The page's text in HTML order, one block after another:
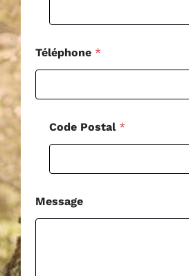
Téléphone *
Code Postal *
Message